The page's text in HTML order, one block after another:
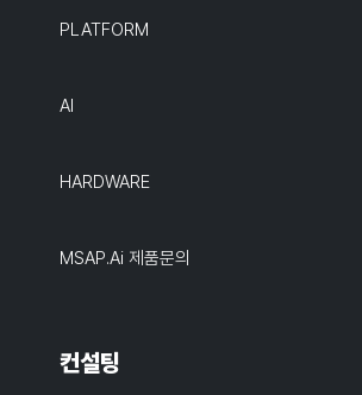
PLATFORM
AI
HARDWARE
MSAP.ai 제품문의
컨설팅